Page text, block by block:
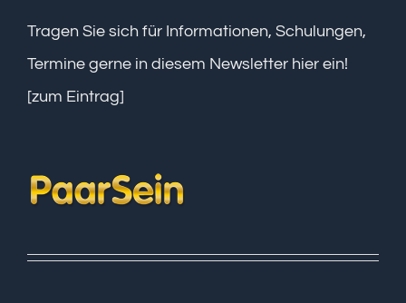
Tragen Sie sich für Informationen, Schulungen,
Termine gerne in diesem Newsletter hier ein!
[zum Eintrag]